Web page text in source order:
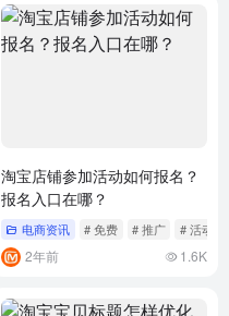
淘宝店铺参加活动如何报名？
报名入口在哪？
电商资讯 # 免费 # 推广 # 活动
2年前 1.6K